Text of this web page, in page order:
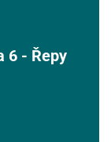
6 - Řepy